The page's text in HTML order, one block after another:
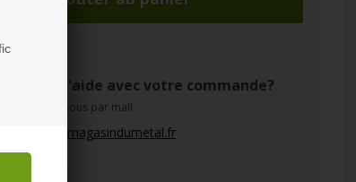
Besion d'aide avec votre commande?
Contactez-nous par mail
info@magasindumetal.fr